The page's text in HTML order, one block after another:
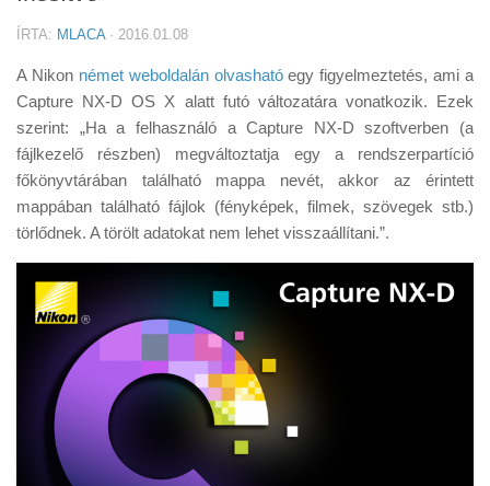
Tanácsok
Érdekességek
Helyszíni Riport
E-BB
ÍRTA: MLACA· 2016.01.08
A Nikon német weboldalán olvashatóegy figyelmeztetés, ami a
Capture NX-D OS X alatt futó változatára vonatkozik. Ezek
szerint: „Ha a felhasználó a Capture NX-D szoftverben (a
fájlkezelő részben) megváltoztatja egy a rendszerpartíció
főkönyvtárában található mappa nevét, akkor az érintett
mappában található fájlok (fényképek, filmek, szövegek stb.)
törlődnek. A törölt adatokat nem lehet visszaállítani.”.